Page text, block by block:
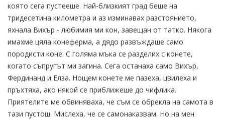
която сега пустееше. Най-близкият град беше на
тридесетина километра и аз изминавах разстоянието,
яхнала Вихър - любимия ми кон, завещан от татко. Някога
имахме цяла конеферма, а дядо развъждаше само
породисти коне. С голяма мъка се разделих с конете,
когато съпругът ми загина. Сега останаха само Вихър,
Фердинанд и Елза. Нощем конете ме пазеха, цвилеха и
пръхтяха, ако някой се приближеше до чифлика.
Приятелите ме обвиняваха, че съм се обрекла на самота в
тази пустош. Мислеха, че се самонаказвам. Но на мен